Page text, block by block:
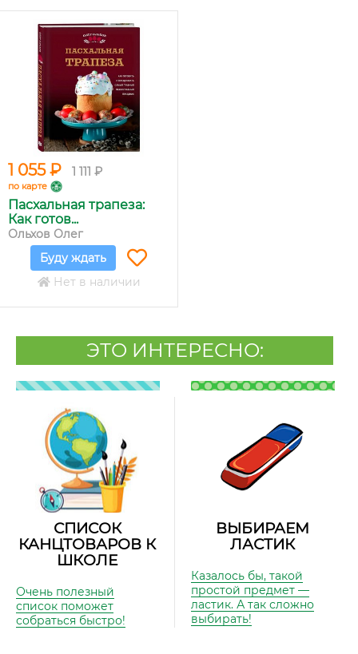
1 055 ₽ 1 111 ₽
по карте
Пасхальная трапеза:
Как готов...
Ольхов Олег
Буду ждать
Нет в наличии
ЭТО ИНТЕРЕСНО:
СПИСОК
КАНЦТОВАРОВ К
ШКОЛЕ
Очень полезный
список поможет
собраться быстро!
ВЫБИРАЕМ
ЛАСТИК
Казалось бы, такой
простой предмет —
ластик. А так сложно
выбирать!